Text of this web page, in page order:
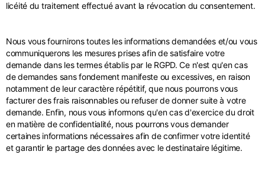
licéité du traitement effectué avant la révocation du consentement.
Nous vous fournirons toutes les informations demandées et/ou vous
communiquerons les mesures prises afin de satisfaire votre
demande dans les termes établis par le RGPD. Ce n'est qu'en cas
de demandes sans fondement manifeste ou excessives, en raison
notamment de leur caractère répétitif, que nous pourrons vous
facturer des frais raisonnables ou refuser de donner suite à votre
demande. Enfin, nous vous informons qu'en cas d'exercice du droit
en matière de confidentialité, nous pourrons vous demander
certaines informations nécessaires afin de confirmer votre identité
et garantir le partage des données avec le destinataire légitime.